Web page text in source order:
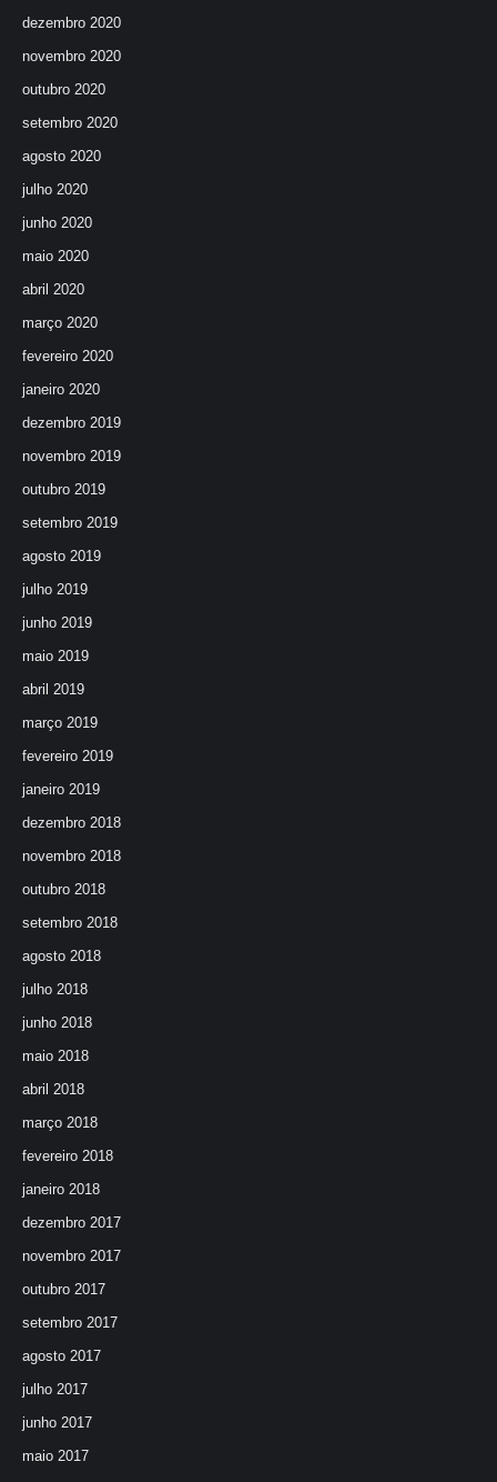
dezembro 2020
novembro 2020
outubro 2020
setembro 2020
agosto 2020
julho 2020
junho 2020
maio 2020
abril 2020
março 2020
fevereiro 2020
janeiro 2020
dezembro 2019
novembro 2019
outubro 2019
setembro 2019
agosto 2019
julho 2019
junho 2019
maio 2019
abril 2019
março 2019
fevereiro 2019
janeiro 2019
dezembro 2018
novembro 2018
outubro 2018
setembro 2018
agosto 2018
julho 2018
junho 2018
maio 2018
abril 2018
março 2018
fevereiro 2018
janeiro 2018
dezembro 2017
novembro 2017
outubro 2017
setembro 2017
agosto 2017
julho 2017
junho 2017
maio 2017